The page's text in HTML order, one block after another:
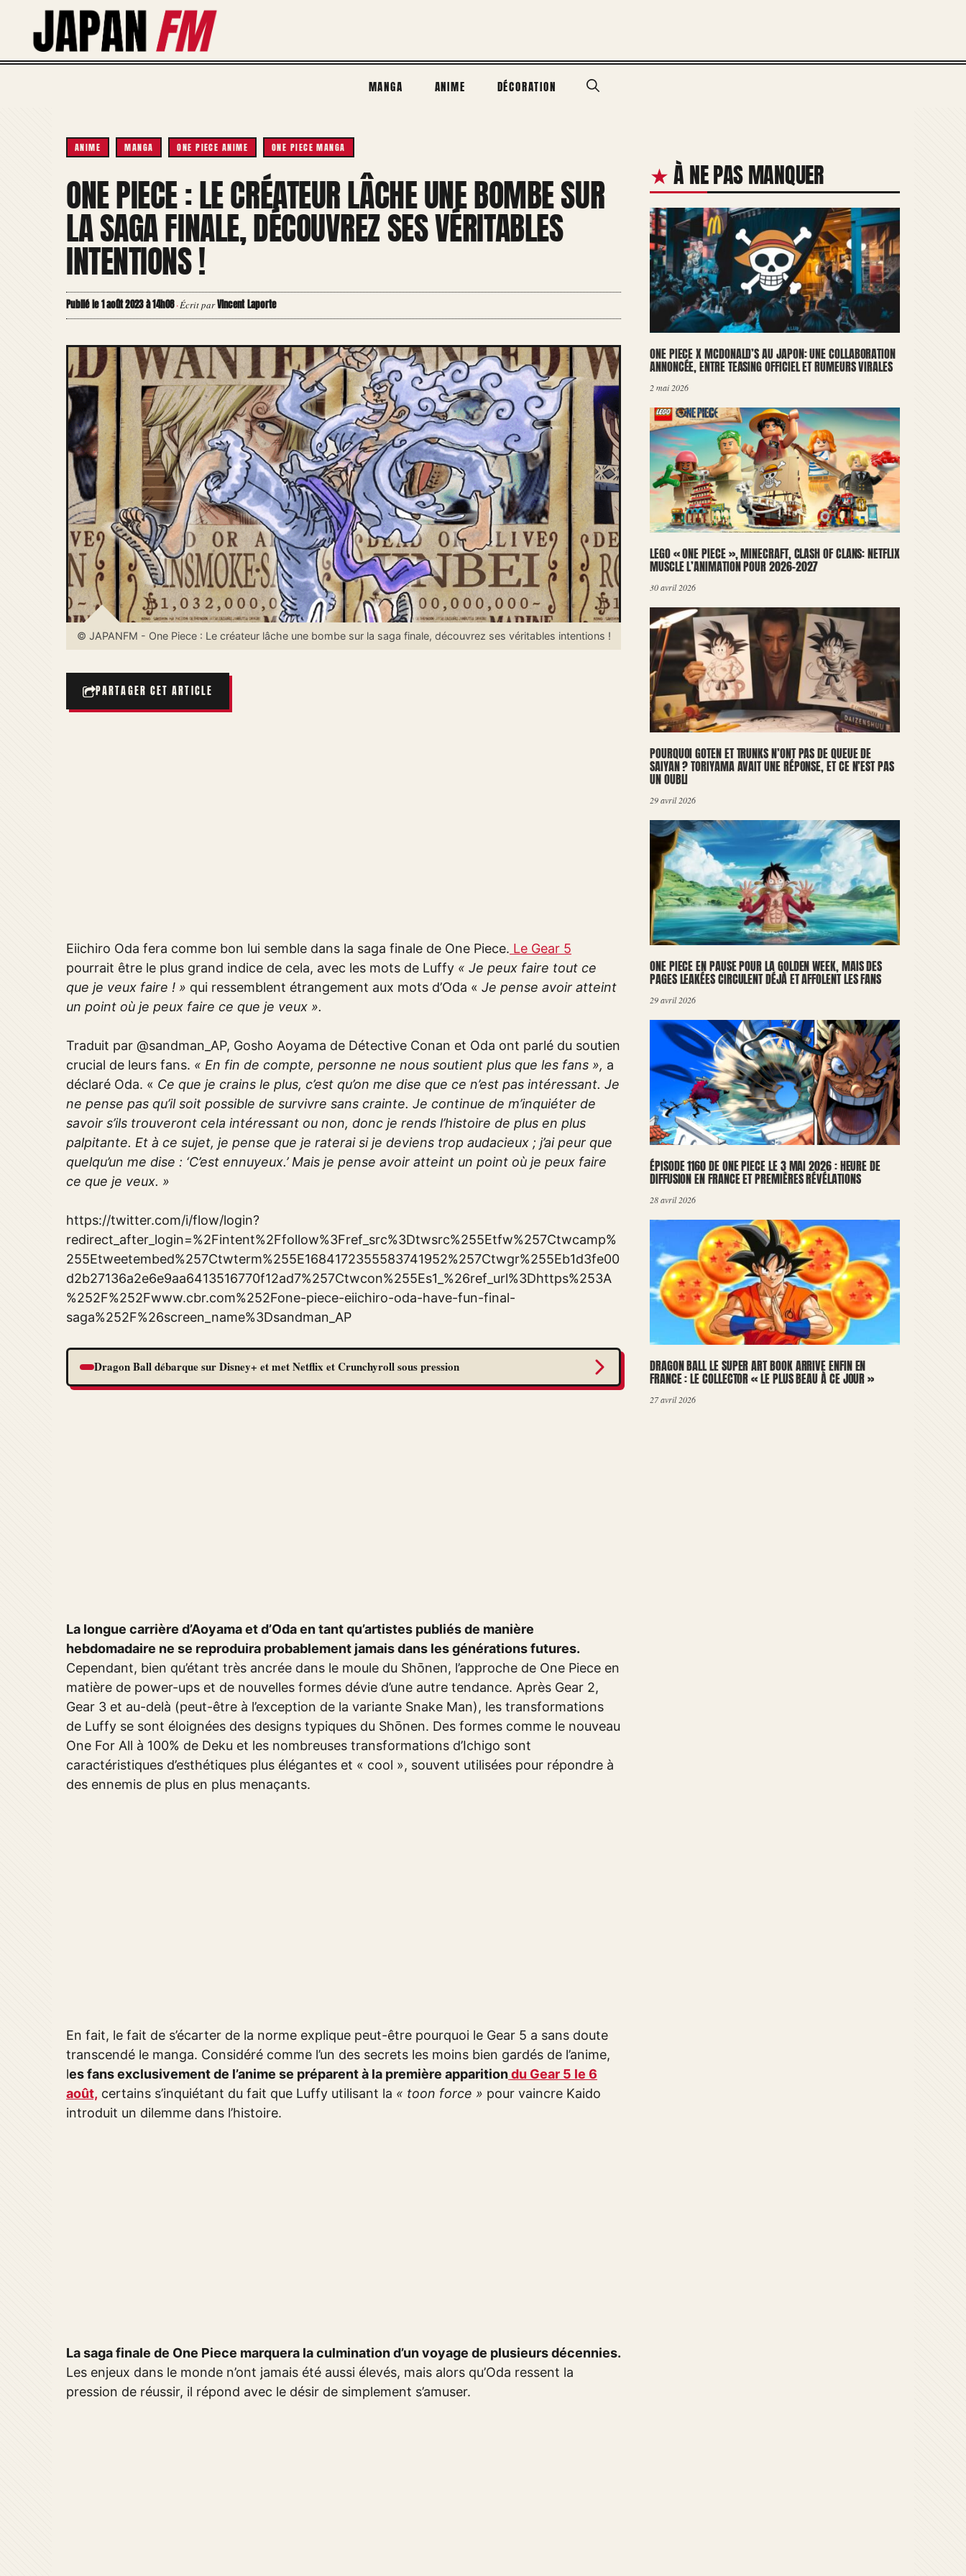
contenu
MANGA ANIME DÉCORATION
ANIME MANGA ONE PIECE ANIME ONE PIECE MANGA
ONE PIECE : LE CRÉATEUR LÂCHE UNE BOMBE SUR
LA SAGA FINALE, DÉCOUVREZ SES VÉRITABLES
INTENTIONS !
Publié le 1 août 2023 à 14h08·Écrit parVincent Laporte
© JAPANFM - One Piece : Le créateur lâche une bombe sur la saga finale, découvrez ses véritables intentions !
PARTAGER CET ARTICLE
Eiichiro Oda fera comme bon lui semble dans la saga finale de One Piece. Le Gear 5
pourrait être le plus grand indice de cela, avec les mots de Luffy « Je peux faire tout ce
que je veux faire ! » qui ressemblent étrangement aux mots d’Oda « Je pense avoir atteint
un point où je peux faire ce que je veux ».
Traduit par @sandman_AP, Gosho Aoyama de Détective Conan et Oda ont parlé du soutien
crucial de leurs fans. « En fin de compte, personne ne nous soutient plus que les fans », a
déclaré Oda. « Ce que je crains le plus, c’est qu’on me dise que ce n’est pas intéressant. Je
ne pense pas qu’il soit possible de survivre sans crainte. Je continue de m’inquiéter de
savoir s’ils trouveront cela intéressant ou non, donc je rends l’histoire de plus en plus
palpitante. Et à ce sujet, je pense que je raterai si je deviens trop audacieux ; j’ai peur que
quelqu’un me dise : ‘C’est ennuyeux.’ Mais je pense avoir atteint un point où je peux faire
ce que je veux. »
https://twitter.com/i/flow/login?
redirect_after_login=%2Fintent%2Ffollow%3Fref_src%3Dtwsrc%255Etfw%257Ctwcamp%
255Etweetembed%257Ctwterm%255E1684172355583741952%257Ctwgr%255Eb1d3fe00
d2b27136a2e6e9aa6413516770f12ad7%257Ctwcon%255Es1_%26ref_url%3Dhttps%253A
%252F%252Fwww.cbr.com%252Fone-piece-eiichiro-oda-have-fun-final-
saga%252F%26screen_name%3Dsandman_AP
Dragon Ball débarque sur Disney+ et met Netflix et Crunchyroll sous pression
La longue carrière d’Aoyama et d’Oda en tant qu’artistes publiés de manière
hebdomadaire ne se reproduira probablement jamais dans les générations futures.
Cependant, bien qu’étant très ancrée dans le moule du Shōnen, l’approche de One Piece en
matière de power-ups et de nouvelles formes dévie d’une autre tendance. Après Gear 2,
Gear 3 et au-delà (peut-être à l’exception de la variante Snake Man), les transformations
de Luffy se sont éloignées des designs typiques du Shōnen. Des formes comme le nouveau
One For All à 100% de Deku et les nombreuses transformations d’Ichigo sont
caractéristiques d’esthétiques plus élégantes et « cool », souvent utilisées pour répondre à
des ennemis de plus en plus menaçants.
En fait, le fait de s’écarter de la norme explique peut-être pourquoi le Gear 5 a sans doute
transcendé le manga. Considéré comme l’un des secrets les moins bien gardés de l’anime,
les fans exclusivement de l’anime se préparent à la première apparitiondu Gear 5 le 6
août, certains s’inquiétant du fait que Luffy utilisant la « toon force » pour vaincre Kaido
introduit un dilemme dans l’histoire.
La saga finale de One Piece marquera la culmination d’un voyage de plusieurs décennies.
Les enjeux dans le monde n’ont jamais été aussi élevés, mais alors qu’Oda ressent la
pression de réussir, il répond avec le désir de simplement s’amuser.
À NE PAS MANQUER
ONE PIECE X MCDONALD’S AU JAPON: UNE COLLABORATION
ANNONCÉE, ENTRE TEASING OFFICIEL ET RUMEURS VIRALES
2 mai 2026
LEGO « ONE PIECE », MINECRAFT, CLASH OF CLANS: NETFLIX
MUSCLE L’ANIMATION POUR 2026-2027
30 avril 2026
POURQUOI GOTEN ET TRUNKS N’ONT PAS DE QUEUE DE
SAIYAN ? TORIYAMA AVAIT UNE RÉPONSE, ET CE N’EST PAS
UN OUBLI
29 avril 2026
ONE PIECE EN PAUSE POUR LA GOLDEN WEEK, MAIS DES
PAGES LEAKÉES CIRCULENT DÉJÀ ET AFFOLENT LES FANS
29 avril 2026
ÉPISODE 1160 DE ONE PIECE LE 3 MAI 2026 : HEURE DE
DIFFUSION EN FRANCE ET PREMIÈRES RÉVÉLATIONS
28 avril 2026
DRAGON BALL LE SUPER ART BOOK ARRIVE ENFIN EN
FRANCE : LE COLLECTOR « LE PLUS BEAU À CE JOUR »
27 avril 2026